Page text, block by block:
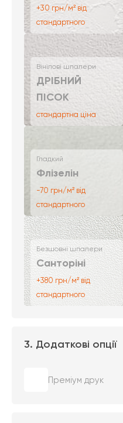
+30 грн/м² від
стандартного
Вінілові шпалери
ДРІБНИЙ
ПІСОК
стандартна ціна
Гладкий
Флізелін
-70 грн/м² від
стандартного
Безшовні шпалери
Санторіні
+380 грн/м² від
стандартного
3. Додаткові опції
Преміум друк